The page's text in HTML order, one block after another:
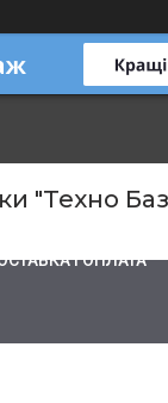
"Техно
І ОПЛАТА